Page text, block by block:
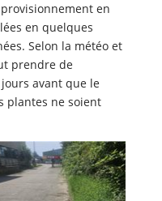
en
en quelques
Selon la météo et
prendre de
avant que le
plantes ne soient